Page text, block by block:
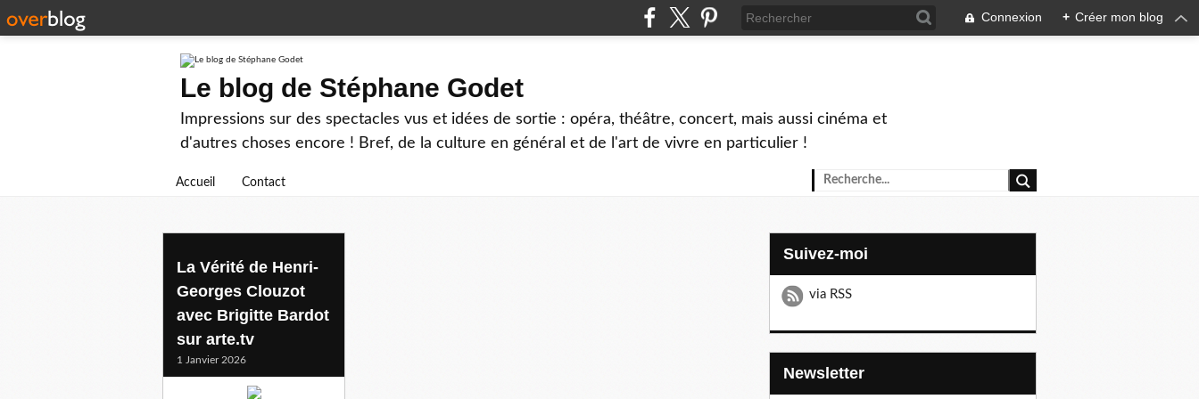
Connexion + Créer mon blog
Le blog de Stéphane Godet
Impressions sur des spectacles vus et idées de sortie : opéra, théâtre, concert, mais aussi cinéma et
d'autres choses encore ! Bref, de la culture en général et de l'art de vivre en particulier !
Accueil Contact
claudeberri
La Vérité de Henri-
Georges Clouzot
avec Brigitte Bardot
sur arte.tv
1 Janvier 2026
Suivez-moi
via RSS
Newsletter